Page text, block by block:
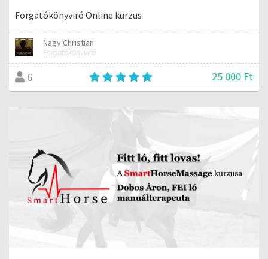
Forgatókönyviró Online kurzus
Nagy Christian
Forgatókönyviró
6 25 000 Ft